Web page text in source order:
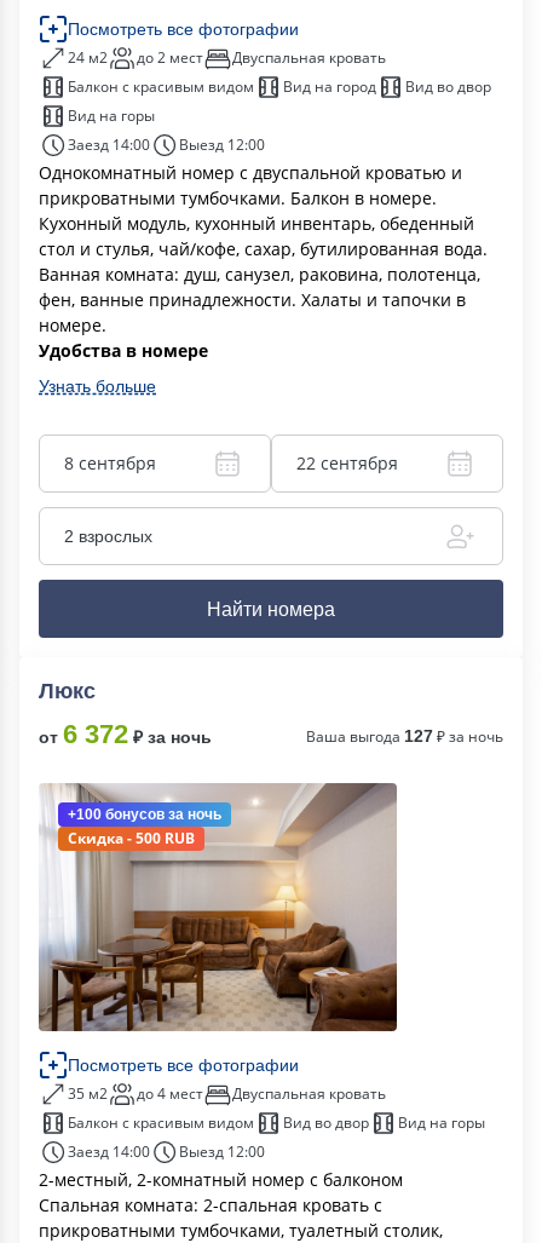
Посмотреть все фотографии
24 м2 до 2 мест
Двуспальная кровать
Балкон с красивым видом
Вид на город
Вид во двор
Вид на горы
Заезд 14:00
Выезд 12:00
Однокомнатный номер с двуспальной кроватью и
прикроватными тумбочками. Балкон в номере.
Кухонный модуль, кухонный инвентарь, обеденный
стол и стулья, чай/кофе, сахар, бутилированная вода.
Ванная комната: душ, санузел, раковина, полотенца,
фен, ванные принадлежности. Халаты и тапочки в
номере.
Удобства в номере
Узнать больше
8 сентября 22 сентября
2 взрослых
Найти номера
Люкс
от 6 372 ₽ за ночь Ваша выгода 127₽ за ночь
+100 бонусов за ночь
Скидка - 500 RUB
Посмотреть все фотографии
35 м2 до 4 мест
Двуспальная кровать
Балкон с красивым видом
Вид во двор
Вид на горы
Заезд 14:00
Выезд 12:00
2-местный, 2-комнатный номер с балконом
Спальная комната: 2-спальная кровать с
прикроватными тумбочками, туалетный столик,